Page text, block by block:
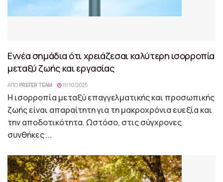
Εννέα σημάδια ότι χρειάζεσαι καλύτερη ισορροπία
μεταξύ ζωής και εργασίας
ΑΠΌ PREFER TEAM 11/10/2025
Η ισορροπία μεταξύ επαγγελματικής και προσωπικής
ζωής είναι απαραίτητη για τη μακροχρόνια ευεξία και
την αποδοτικότητα. Ωστόσο, στις σύγχρονες
συνθήκες ...